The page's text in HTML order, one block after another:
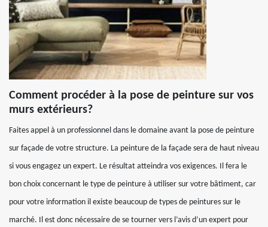
Comment procéder à la pose de peinture sur vos
murs extérieurs?
Faites appel à un professionnel dans le domaine avant la pose de peinture
sur façade de votre structure. La peinture de la façade sera de haut niveau
si vous engagez un expert. Le résultat atteindra vos exigences. Il fera le
bon choix concernant le type de peinture à utiliser sur votre bâtiment, car
pour votre information il existe beaucoup de types de peintures sur le
marché. Il est donc nécessaire de se tourner vers l’avis d’un expert pour